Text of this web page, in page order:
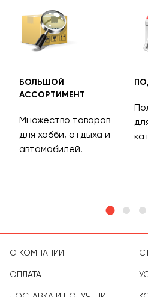
БОЛЬШОЙ
АССОРТИМЕНТ
Множество товаров
для хобби, отдыха и
автомобилей.
О КОМПАНИИ
ОПЛАТА